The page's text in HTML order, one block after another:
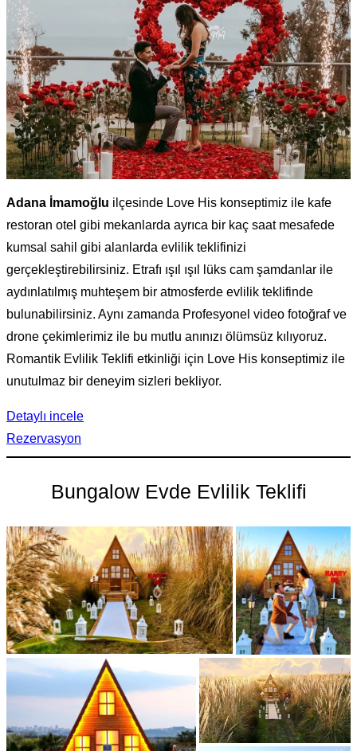
Adana İmamoğlu ilçesinde Love His konseptimiz ile kafe
restoran otel gibi mekanlarda ayrıca bir kaç saat mesafede
kumsal sahil gibi alanlarda evlilik teklifinizi
gerçekleştirebilirsiniz. Etrafı ışıl ışıl lüks cam şamdanlar ile
aydınlatılmış muhteşem bir atmosferde evlilik teklifinde
bulunabilirsiniz. Aynı zamanda Profesyonel video fotoğraf ve
drone çekimlerimiz ile bu mutlu anınızı ölümsüz kılıyoruz.
Romantik Evlilik Teklifi etkinliği için Love His konseptimiz ile
unutulmaz bir deneyim sizleri bekliyor.
Detaylı incele
Rezervasyon
Bungalow Evde Evlilik Teklifi